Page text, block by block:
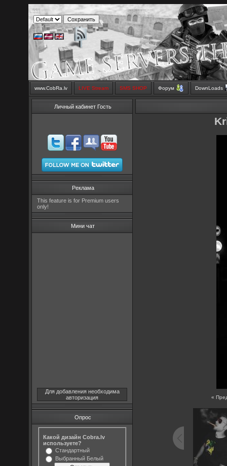
www.CobRa.lv LIVE Stream SMS SHOP Форум DownLoads
Личный кабинет Гость
Реклама
This feature is for Premium users
only!
Мини чат
Для добавления необходима
авторизация
Опрос
Какой дизайн Cobra.lv
используете?
Стандартный
Выбранный Белый
«